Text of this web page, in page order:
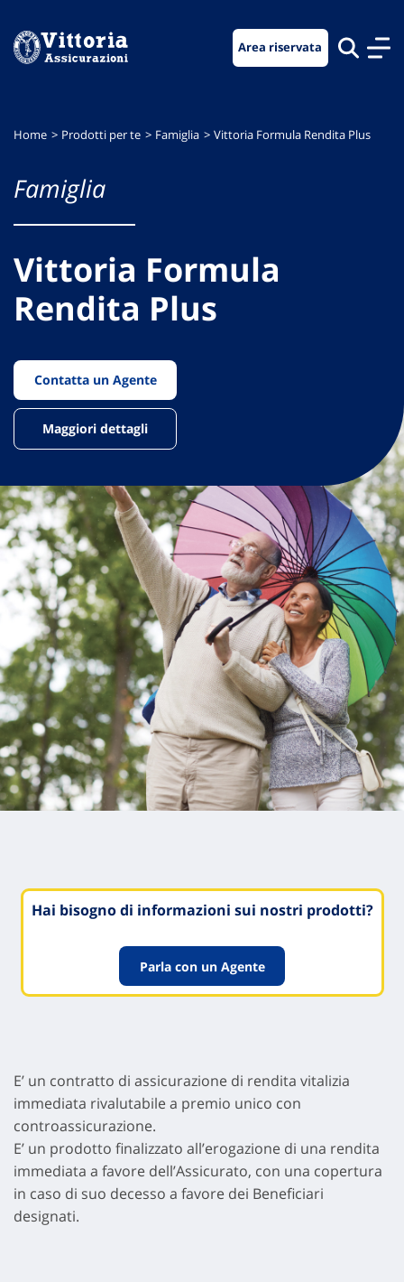
menu
contenuto
footer
Area riservata
Home Prodotti per te Famiglia Vittoria Formula Rendita Plus
Famiglia
Vittoria Formula
Rendita Plus
Contatta un Agente
Maggiori dettagli
Hai bisogno di informazioni sui nostri prodotti?
Parla con un Agente
E’ un contratto di assicurazione di rendita vitalizia
immediata rivalutabile a premio unico con
controassicurazione.
E’ un prodotto finalizzato all’erogazione di una rendita
immediata a favore dell’Assicurato, con una copertura
in caso di suo decesso a favore dei Beneficiari
designati.